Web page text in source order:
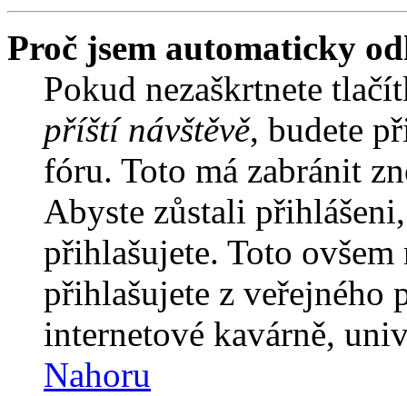
Proč jsem automaticky
Pokud nezaškrtnete
příští návštěvě, budete
fóru. Toto má zabránit
Abyste zůstali
přihlašujete. Toto
přihlašujete z veřejného
internetové kavárně,
Nahoru